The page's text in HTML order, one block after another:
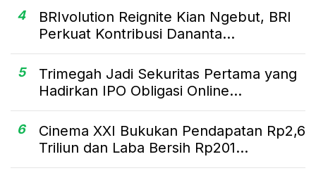
4
BRIvolution Reignite Kian Ngebut, BRI
Perkuat Kontribusi Dananta...
5
Trimegah Jadi Sekuritas Pertama yang
Hadirkan IPO Obligasi Online...
6
Cinema XXI Bukukan Pendapatan Rp2,6
Triliun dan Laba Bersih Rp201...